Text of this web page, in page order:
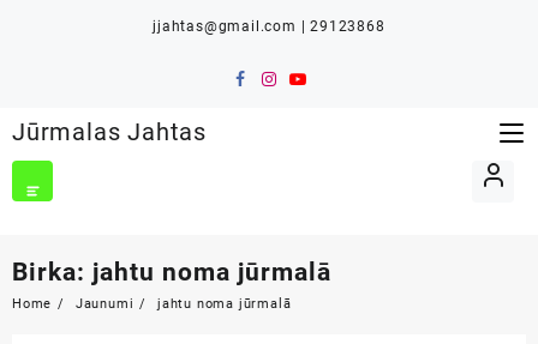
jjahtas@gmail.com | 29123868
Jūrmalas Jahtas
Birka: jahtu noma jūrmalā
Home Jaunumi jahtu noma jūrmalā